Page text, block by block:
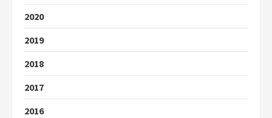
2020
2019
2018
2017
2016